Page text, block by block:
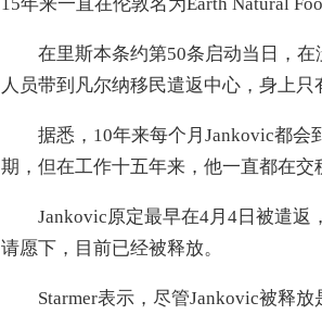
在里斯本条约第50条启动当日，在
人员带到凡尔纳移民遣返中心，身上只
据悉，10年来每个月Jankovic都会
期，但在工作十五年来，他一直都在交
Jankovic原定最早在4月4日被遣返
请愿下，目前已经被释放。
Starmer表示，尽管Jankovic被释放